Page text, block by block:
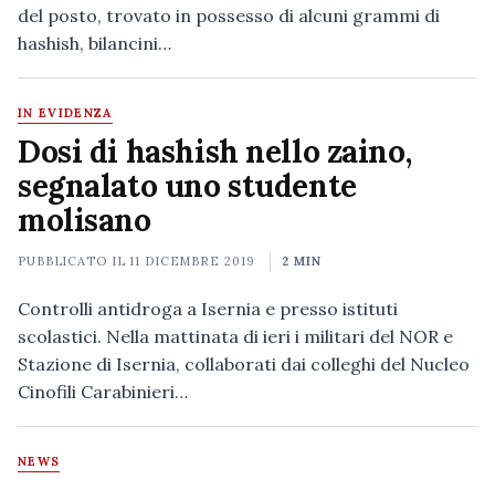
del posto, trovato in possesso di alcuni grammi di
hashish, bilancini…
IN EVIDENZA
Dosi di hashish nello zaino,
segnalato uno studente
molisano
PUBBLICATO IL11 DICEMBRE 2019 2 MIN
Controlli antidroga a Isernia e presso istituti
scolastici. Nella mattinata di ieri i militari del NOR e
Stazione di Isernia, collaborati dai colleghi del Nucleo
Cinofili Carabinieri…
NEWS